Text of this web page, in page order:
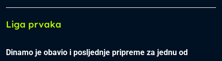
Liga prvaka
Dinamo je obavio i posljednje pripreme za jednu od